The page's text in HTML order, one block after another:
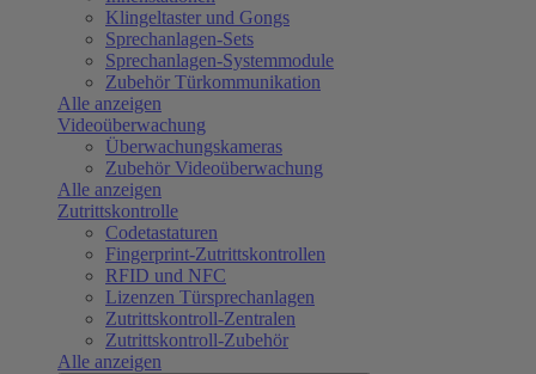
Klingeltaster und Gongs
Sprechanlagen-Sets
Sprechanlagen-Systemmodule
Zubehör Türkommunikation
Alle anzeigen
Videoüberwachung
Überwachungskameras
Zubehör Videoüberwachung
Alle anzeigen
Zutrittskontrolle
Codetastaturen
Fingerprint-Zutrittskontrollen
RFID und NFC
Lizenzen Türsprechanlagen
Zutrittskontroll-Zentralen
Zutrittskontroll-Zubehör
Alle anzeigen